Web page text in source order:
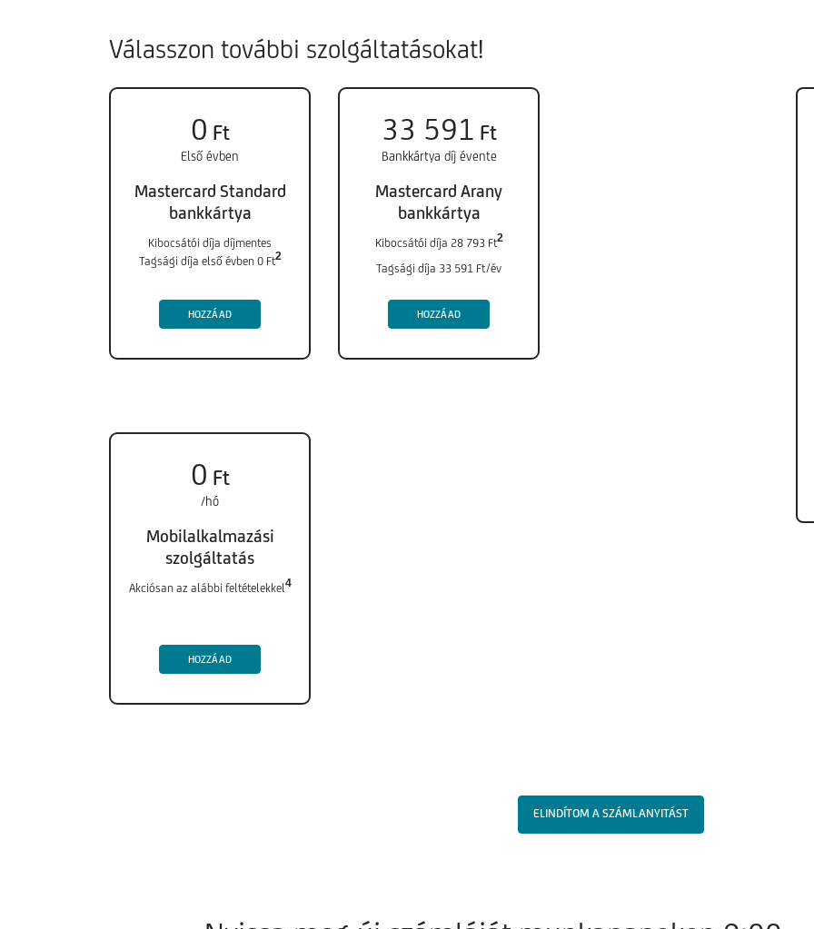
Válasszon további szolgáltatásokat!
0 Ft
Első évben
Mastercard Standard
bankkártya
Kibocsátói díja díjmentes
Tagsági díja első évben 0 Ft2
HOZZÁAD
33 591 Ft
Bankkártya díj évente
Mastercard Arany
bankkártya
Kibocsátói díja 28 793 Ft2
Tagsági díja 33 591 Ft/év
HOZZÁAD
0 Ft
/hó
Mobilalkalmazási
szolgáltatás
Akciósan az alábbi feltételekkel4
HOZZÁAD
ELINDÍTOM A SZÁMLANYITÁST